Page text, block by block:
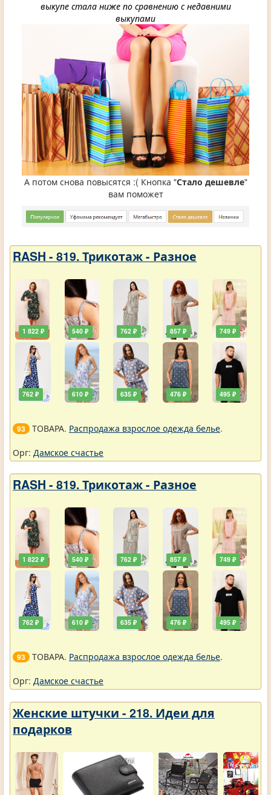
выкупе стала ниже по сравнению с недавними
выкупами
А потом снова повысятся :( Кнопка "Стало дешевле"
вам поможет
RASH - 819. Трикотаж - Разное
1 822 ₽
762 ₽
540 ₽
610 ₽
762 ₽
635 ₽
857 ₽
476 ₽
749 ₽
495 ₽
93 ТОВАРА. Распродажа взрослое одежда белье.
Орг: Дамское счастье
RASH - 819. Трикотаж - Разное
1 822 ₽
762 ₽
540 ₽
610 ₽
762 ₽
635 ₽
857 ₽
476 ₽
749 ₽
495 ₽
93 ТОВАРА. Распродажа взрослое одежда белье.
Орг: Дамское счастье
Женские штучки - 218. Идеи для
подарков